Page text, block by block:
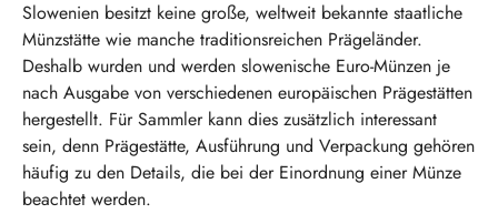
Slowenien besitzt keine große, weltweit bekannte staatliche
Münzstätte wie manche traditionsreichen Prägeländer.
Deshalb wurden und werden slowenische Euro-Münzen je
nach Ausgabe von verschiedenen europäischen Prägestätten
hergestellt. Für Sammler kann dies zusätzlich interessant
sein, denn Prägestätte, Ausführung und Verpackung gehören
häufig zu den Details, die bei der Einordnung einer Münze
beachtet werden.